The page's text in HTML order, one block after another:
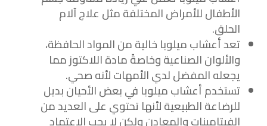
الأطفال للأمراض المختلفة مثل علاج آلام
الحلق.
تعد أعشاب ميلوبا خالية من المواد الحافظة،
والألوان الصناعية وخاصةً مادة اللاكتوز مما
يجعله المفضل لدي الأمهات لأنه صحي.
تستخدم أعشاب ميلوبا في بعض الأحيان بديل
للرضاعة الطبيعية لأنها تحتوي على العديد من
الفيتامينات والمعادن ولكن لا يجب الاعتماد